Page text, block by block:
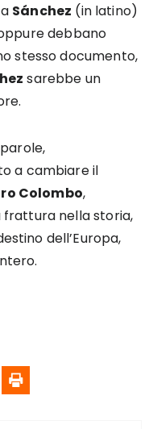
Sánchez (in latino)
debbano
stesso documento,
sarebbe un
a cambiare il
Colombo,
frattura nella storia,
dell’Europa,